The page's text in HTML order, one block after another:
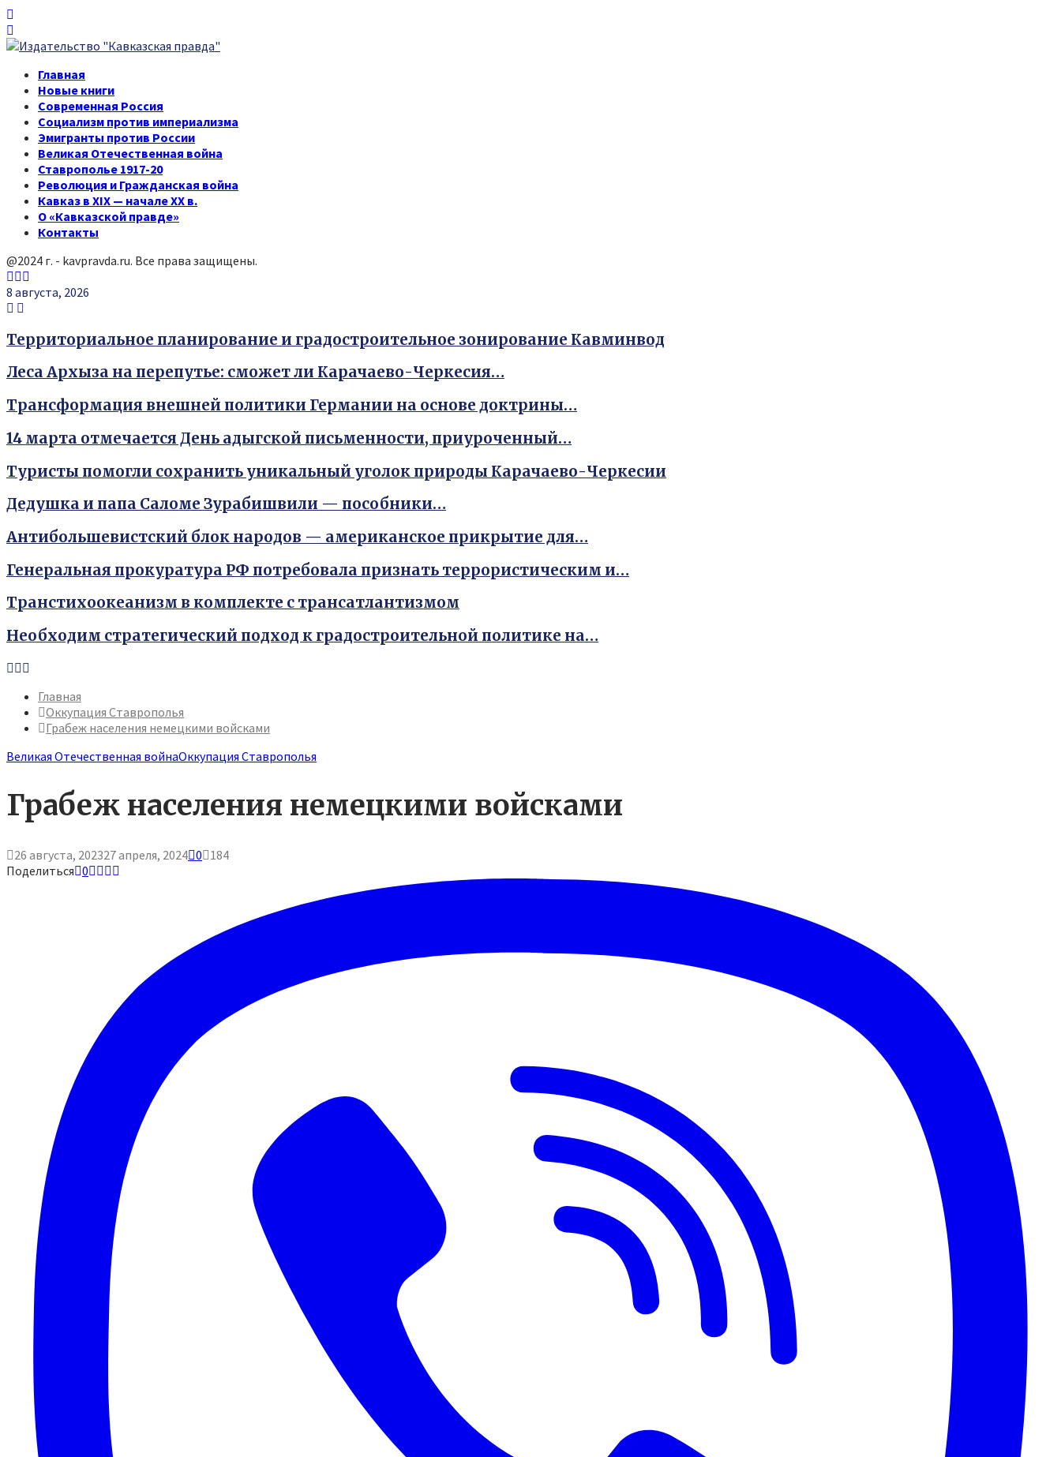
Главная
Новые книги
Современная Россия
Социализм против империализма
Эмигранты против России
Великая Отечественная война
Ставрополье 1917-20
Революция и Гражданская война
Кавказ в XIX — начале XX в.
О «Кавказской правде»
Контакты
@2024 г. - kavpravda.ru. Все права защищены.
Youtube
Vk
8 августа, 2026
Территориальное планирование и градостроительное зонирование Кавминвод
Леса Архыза на перепутье: сможет ли Карачаево-Черкесия…
Трансформация внешней политики Германии на основе доктрины…
14 марта отмечается День адыгской письменности, приуроченный…
Туристы помогли сохранить уникальный уголок природы Карачаево-Черкесии
Дедушка и папа Саломе Зурабишвили — пособники…
Антибольшевистский блок народов — американское прикрытие для…
Генеральная прокуратура РФ потребовала признать террористическим и…
Транстихоокеанизм в комплекте с трансатлантизмом
Необходим стратегический подход к градостроительной политике на…
Youtube
Vk
Главная
Оккупация Ставрополья
Грабеж населения немецкими войсками
Великая Отечественная войнаОккупация Ставрополья
Грабеж населения немецкими войсками
26 августа, 202327 апреля, 2024 0 184
Поделиться 0